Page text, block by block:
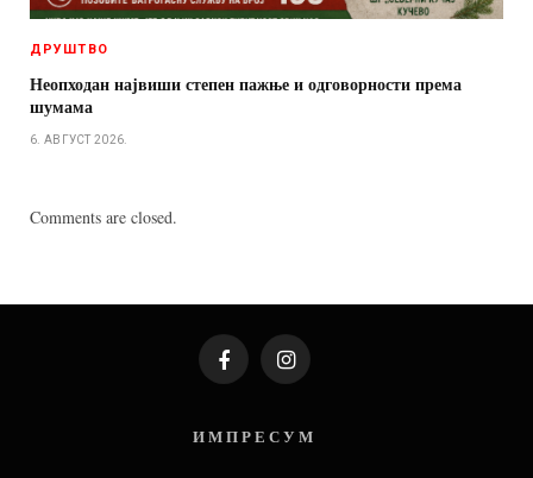
ДРУШТВО
Неопходан највиши степен пажње и одговорности према
шумама
6. АВГУСТ 2026.
Comments are closed.
FacebookInstagram
И М П Р Е С У М